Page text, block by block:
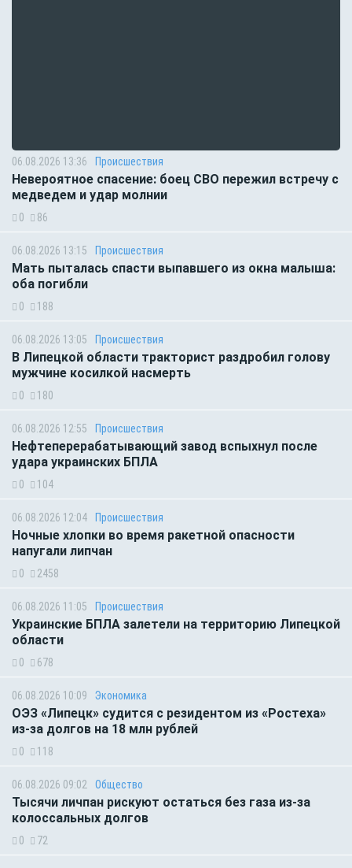
06.08.2026 13:36 Происшествия
Невероятное спасение: боец СВО пережил встречу с
медведем и удар молнии
0 86
06.08.2026 13:15 Происшествия
Мать пыталась спасти выпавшего из окна малыша:
оба погибли
0 188
06.08.2026 13:05 Происшествия
В Липецкой области тракторист раздробил голову
мужчине косилкой насмерть
0 180
06.08.2026 12:55 Происшествия
Нефтеперерабатывающий завод вспыхнул после
удара украинских БПЛА
0 104
06.08.2026 12:04 Происшествия
Ночные хлопки во время ракетной опасности
напугали липчан
0 2458
06.08.2026 11:05 Происшествия
Украинские БПЛА залетели на территорию Липецкой
области
0 678
06.08.2026 10:09 Экономика
ОЭЗ «Липецк» судится с резидентом из «Ростеха»
из-за долгов на 18 млн рублей
0 118
06.08.2026 09:02 Общество
Тысячи личпан рискуют остаться без газа из-за
колоссальных долгов
0 72